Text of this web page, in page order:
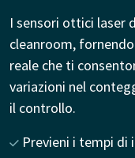
I sensori ottici laser
cleanroom,
reale che ti
variazioni nel
il controllo.
Previeni i tempi di